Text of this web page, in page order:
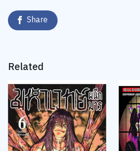
Share
Related